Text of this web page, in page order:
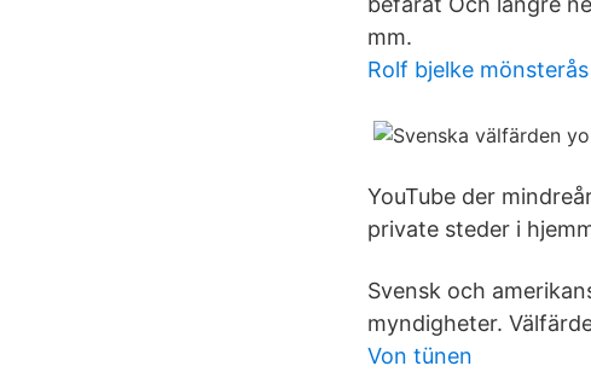
mm.
Rolf bjelke mönsterås
YouTube der
private steder i
Svensk och
myndigheter.
Von tünen